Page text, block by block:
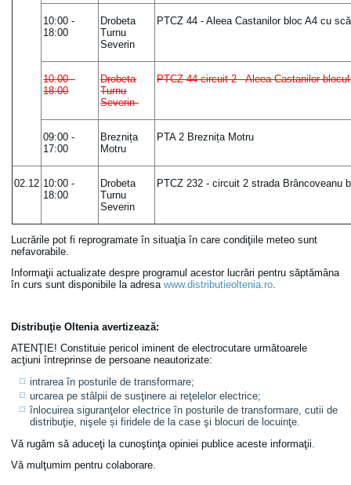
10:00 -
18:00
Drobeta
Turnu
Severin
PTCZ 44 - Aleea Castanilor bloc A4 cu
10:00 -
18:00
Drobeta
Turnu
Severin
PTCZ 44 circuit 2 - Aleea Castanilor
09:00 -
17:00
Breznița
Motru
PTA 2 Breznița Motru
02.12 10:00 -
18:00
Drobeta
Turnu
Severin
PTCZ 232 - circuit 2 strada Brâncoveanu
Lucrările pot fi reprogramate în situaţia în care condiţiile meteo sunt
nefavorabile.
Informaţii actualizate despre programul acestor lucrări pentru săptămâna
în curs sunt disponibile la adresawww.distributieoltenia.ro.
Distribuţie Oltenia avertizează:
ATENŢIE! Constituie pericol iminent de electrocutare următoarele
acţiuni întreprinse de persoane neautorizate:
intrarea în posturile de transformare;
urcarea pe stâlpii de susţinere ai reţelelor electrice;
înlocuirea siguranţelor electrice în posturile de transformare, cutii de
distribuţie, nişele și firidele de la case şi blocuri de locuinţe.
Vă rugăm să aduceţi la cunoştinţa opiniei publice aceste informaţii.
Vă mulţumim pentru colaborare.